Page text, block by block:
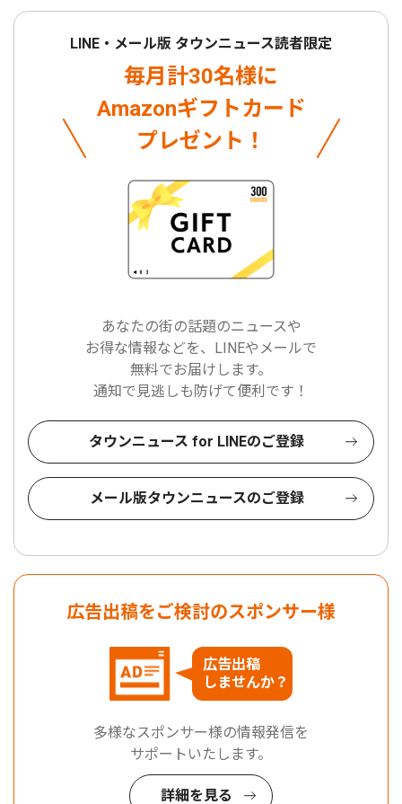
LINE・メール版 タウンニュース読者限定
毎月計30名様に
Amazonギフトカード
プレゼント！
あなたの街の話題のニュースや
お得な情報などを、LINEやメールで
無料でお届けします。
通知で見逃しも防げて便利です！
タウンニュース for LINEのご登録
メール版タウンニュースのご登録
広告出稿をご検討のスポンサー様
広告出稿
しませんか？
多様なスポンサー様の情報発信を
サポートいたします。
詳細を見る